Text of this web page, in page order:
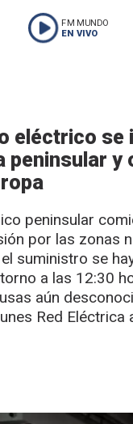
FM MUNDO
EN VIVO
eléctrico se
peninsular y
peninsular
por las zonas
suministro se
a las 12:30
aún
Red Eléctrica